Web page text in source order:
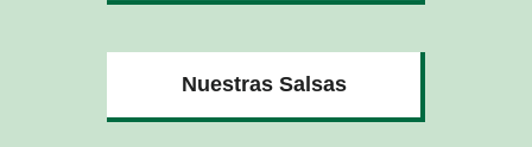
Nuestras Salsas